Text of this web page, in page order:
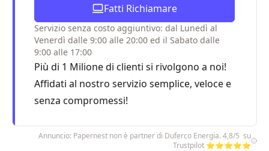
Fatti Richiamare
Servizio senza costo aggiuntivo: dal Lunedì al
Venerdì dalle 9:00 alle 20:00 ed il Sabato dalle
9:00 alle 17:00
Più di 1 Milione di clienti si rivolgono a noi!
Affidati al nostro servizio semplice, veloce e
senza compromessi!
Annuncio: Papernest non è partner di Duferco Energia. 4,8/5 su
Trustpilot ⭐⭐⭐⭐⭐